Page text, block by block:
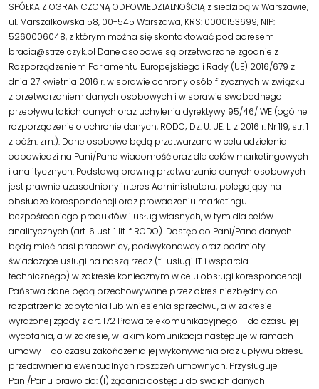
SPÓŁKA Z OGRANICZONĄ ODPOWIEDZIALNOŚCIĄ z siedzibą w Warszawie,
ul. Marszałkowska 58, 00-545 Warszawa, KRS: 0000153699, NIP:
5260006048, z którym można się skontaktować pod adresem
bracia@strzelczyk.pl Dane osobowe są przetwarzane zgodnie z
Rozporządzeniem Parlamentu Europejskiego i Rady (UE) 2016/679 z
dnia 27 kwietnia 2016 r. w sprawie ochrony osób fizycznych w związku
z przetwarzaniem danych osobowych i w sprawie swobodnego
przepływu takich danych oraz uchylenia dyrektywy 95/46/ WE (ogólne
rozporządzenie o ochronie danych, RODO; Dz. U. UE. L. z 2016 r. Nr 119, str. 1
z późn. zm.). Dane osobowe będą przetwarzane w celu udzielenia
odpowiedzi na Pani/Pana wiadomość oraz dla celów marketingowych
i analitycznych. Podstawą prawną przetwarzania danych osobowych
jest prawnie uzasadniony interes Administratora, polegający na
obsłudze korespondencji oraz prowadzeniu marketingu
bezpośredniego produktów i usług własnych, w tym dla celów
analitycznych (art. 6 ust. 1 lit. f RODO). Dostęp do Pani/Pana danych
będą mieć nasi pracownicy, podwykonawcy oraz podmioty
świadczące usługi na naszą rzecz (tj. usługi IT i wsparcia
technicznego) w zakresie koniecznym w celu obsługi korespondencji.
Państwa dane będą przechowywane przez okres niezbędny do
rozpatrzenia zapytania lub wniesienia sprzeciwu, a w zakresie
wyrażonej zgody z art. 172 Prawa telekomunikacyjnego – do czasu jej
wycofania, a w zakresie, w jakim komunikacja następuje w ramach
umowy – do czasu zakończenia jej wykonywania oraz upływu okresu
przedawnienia ewentualnych roszczeń umownych. Przysługuje
Pani/Panu prawo do: (1) żądania dostępu do swoich danych